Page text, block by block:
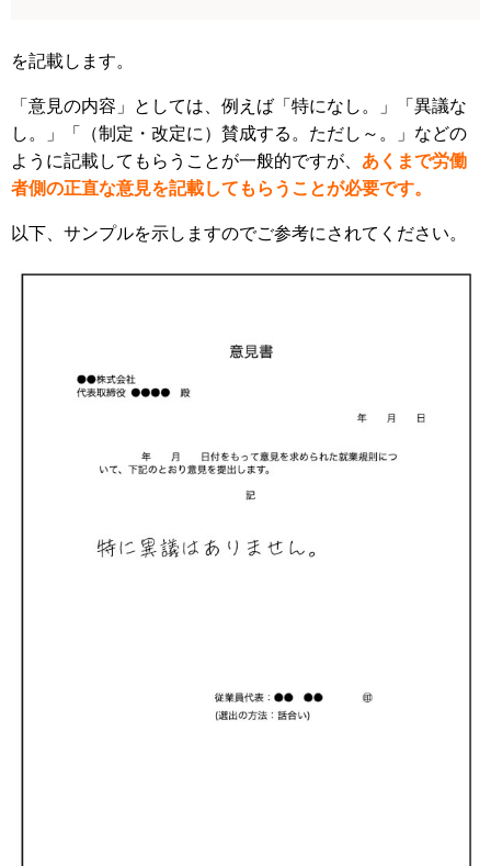
を記載します。
「意見の内容」としては、例えば「特になし。」「異議な
し。」「（制定・改定に）賛成する。ただし～。」などの
ように記載してもらうことが一般的ですが、 あくまで労働
者側の正直な意見を記載してもらうことが必要です。
以下、サンプルを示しますのでご参考にされてください。